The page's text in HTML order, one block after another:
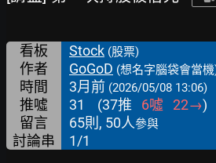
看板 Stock (股票)
作者 GoGoD (想名字腦袋會當
時間 3月前 (2026/05/08 13:06)
推噓 31 (37推 6噓 22→)
留言
65則, 50人參與
討論串 1/1